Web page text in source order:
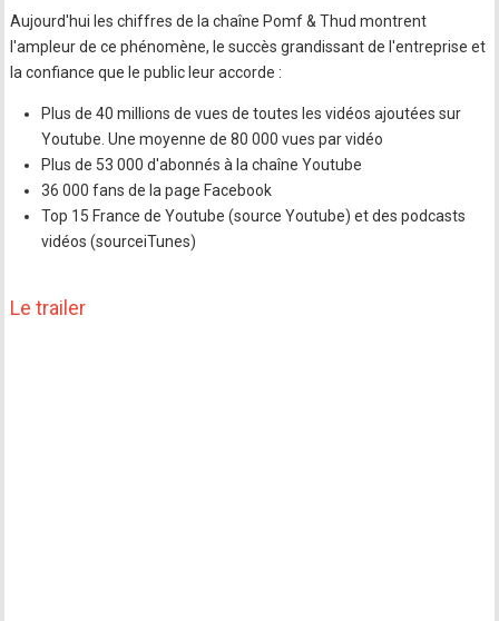
Aujourd'hui les chiffres de la chaîne Pomf & Thud montrent
l'ampleur de ce phénomène, le succès grandissant de l'entreprise et
la confiance que le public leur accorde :
Plus de 40 millions de vues de toutes les vidéos ajoutées sur
Youtube. Une moyenne de 80 000 vues par vidéo
Plus de 53 000 d'abonnés à la chaîne Youtube
36 000 fans de la page Facebook
Top 15 France de Youtube (source Youtube) et des podcasts
vidéos (sourceiTunes)
Le trailer